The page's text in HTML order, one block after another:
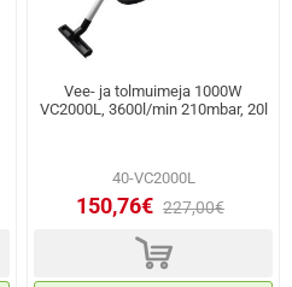
Vee- ja tolmuimeja 1000W
VC2000L, 3600l/min 210mbar, 20l
40-VC2000L
150,76€ 227,00€
d